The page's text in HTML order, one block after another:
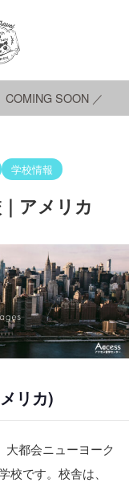
SOON ／
学校情報
アメリカ
リカ)
大都会ニューヨーク
校です。校舎は、